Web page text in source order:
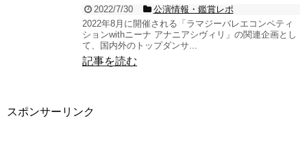
2022/7/30
公演情報・鑑賞レポ
2022年8月に開催される「ラマジーバレエコンペティ
ションwithニーナ アナニアシヴィリ」の関連企画とし
て、国内外のトップダンサ...
記事を読む
スポンサーリンク